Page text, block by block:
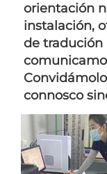
orientación
instalación,
de tradución
connosco